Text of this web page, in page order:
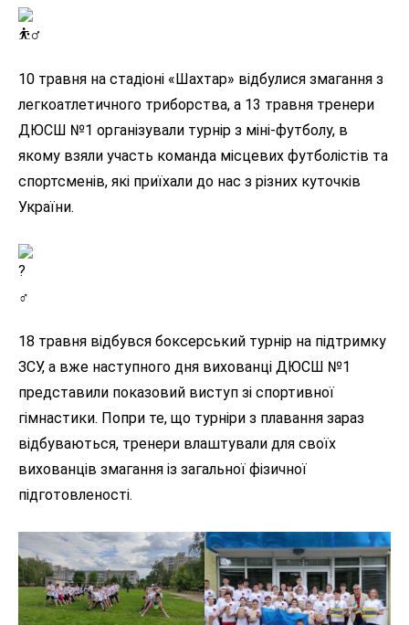
10 травня на стадіоні «Шахтар» відбулися змагання з
легкоатлетичного триборства, а 13 травня тренери
ДЮСШ №1 організували турнір з міні-футболу, в
якому взяли участь команда місцевих футболістів та
спортсменів, які приїхали до нас з різних куточків
України.
18 травня відбувся боксерський турнір на підтримку
ЗСУ, а вже наступного дня вихованці ДЮСШ №1
представили показовий виступ зі спортивної
гімнастики. Попри те, що турніри з плавання зараз
відбуваються, тренери влаштували для своїх
вихованців змагання із загальної фізичної
підготовленості.